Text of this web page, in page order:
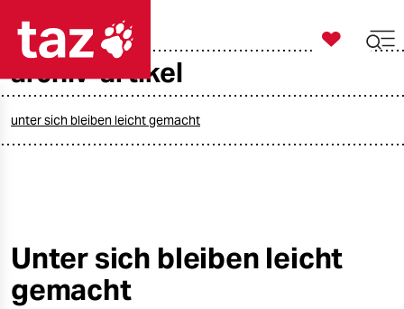
taz zahl ich
öko
gesellschaft

taz zahl ich
archiv-artikel
unter sich bleiben leicht gemacht
Unter sich bleiben leicht
gemacht